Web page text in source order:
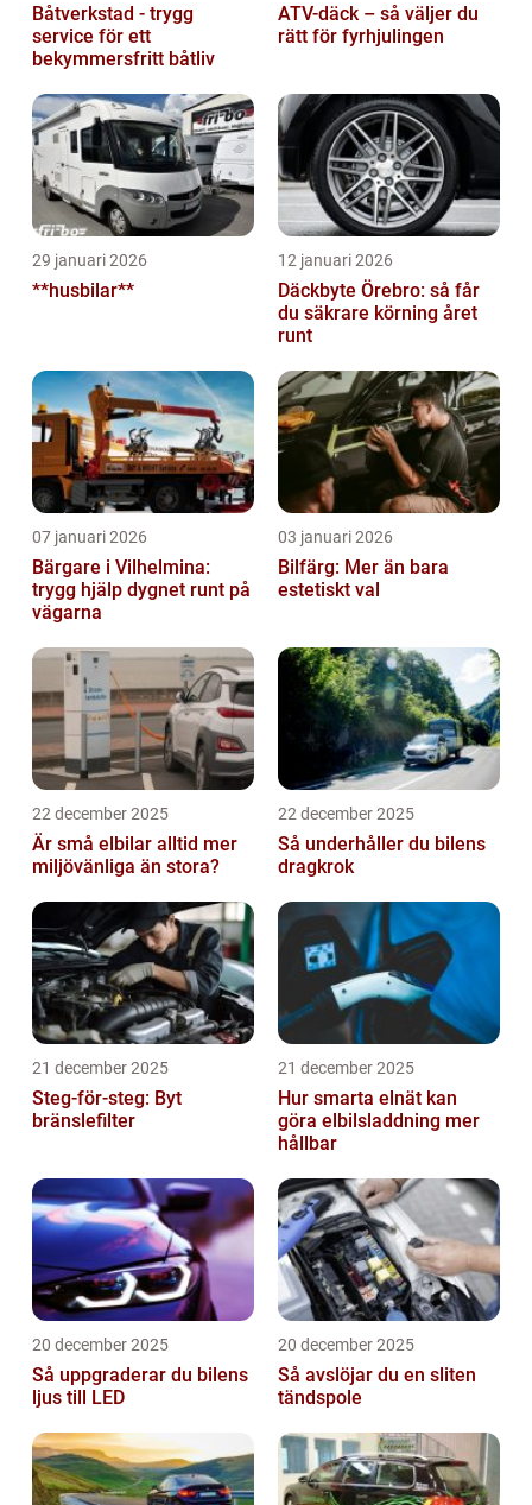
Båtverkstad - trygg
service för ett
bekymmersfritt båtliv
ATV-däck – så väljer du
rätt för fyrhjulingen
29 januari 2026
**husbilar**
12 januari 2026
Däckbyte Örebro: så får
du säkrare körning året
runt
07 januari 2026
Bärgare i Vilhelmina:
trygg hjälp dygnet runt på
vägarna
03 januari 2026
Bilfärg: Mer än bara
estetiskt val
22 december 2025
Är små elbilar alltid mer
miljövänliga än stora?
22 december 2025
Så underhåller du bilens
dragkrok
21 december 2025
Steg-för-steg: Byt
bränslefilter
21 december 2025
Hur smarta elnät kan
göra elbilsladdning mer
hållbar
20 december 2025
Så uppgraderar du bilens
ljus till LED
20 december 2025
Så avslöjar du en sliten
tändspole